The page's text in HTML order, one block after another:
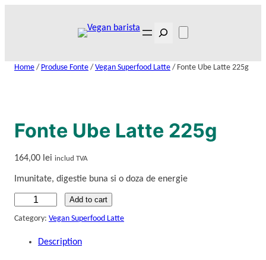
Search
Home / Produse Fonte /Vegan Superfood Latte / Fonte Ube Latte 225g
Fonte Ube Latte 225g
164,00 lei includ TVA
Imunitate, digestie buna si o doza de energie
o
Add to cart
Category: Vegan Superfood Latte
Description